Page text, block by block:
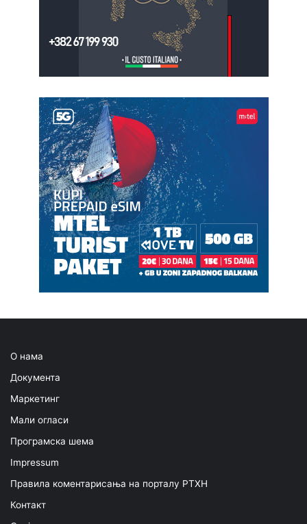
О нама
Документа
Маркетинг
Мали огласи
Програмска шема
Impressum
Правила коментарисања на порталу РТХН
Контакт